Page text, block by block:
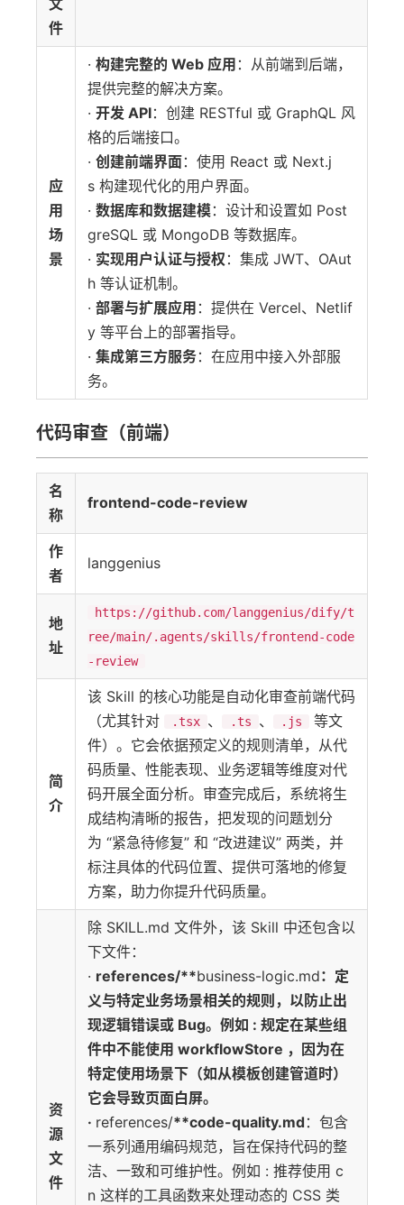
文
件
应
用
场
景
· 构建完整的 Web 应用 ：从前端到后端，
提供完整的解决方案。
· 开发 API：创建 RESTful 或 GraphQL 风
格的后端接口。
· 创建前端界面：使用 React 或 Next.j
s 构建现代化的用户界面。
· 数据库和数据建模：设计和设置如 Post
greSQL 或 MongoDB 等数据库。
· 实现用户认证与授权 ：集成 JWT、OAut
h 等认证机制。
· 部署与扩展应用 ：提供在 Vercel、Netlif
y 等平台上的部署指导。
· 集成第三方服务：在应用中接入外部服
务。
代码审查（前端）
名
称
frontend-code-review
作
者
langgenius
地
址
https://github.com/langgenius/dify/t
ree/main/.agents/skills/frontend-code
-review
简
介
该 Skill 的核心功能是自动化审查前端代码
（尤其针对
.tsx 、 .ts 、 .js
等文
件）。它会依据预定义的规则清单，从代
码质量、性能表现、业务逻辑等维度对代
码开展全面分析。审查完成后，系统将生
成结构清晰的报告，把发现的问题划分
为 “紧急待修复” 和 “改进建议” 两类，并
标注具体的代码位置、提供可落地的修复
方案，助力你提升代码质量。
资
源
文
件
除 SKILL.md 文件外，该 Skill 中还包含以
下文件：
· references/**business-logic.md：定
义与特定业务场景相关的规则，以防止出
现逻辑错误或 Bug。例如 : 规定在某些组
件中不能使用 workflowStore ，因为在
特定使用场景下（如从模板创建管道时）
它会导致页面白屏。
· references/**code-quality.md：包含
一系列通用编码规范，旨在保持代码的整
洁、一致和可维护性。例如 : 推荐使用 c
n 这样的工具函数来处理动态的 CSS 类